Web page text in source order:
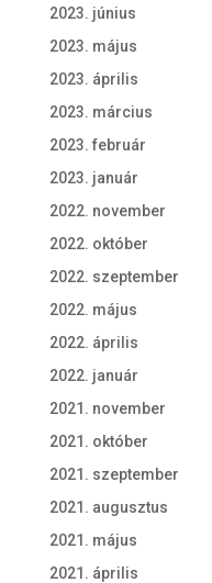
2023. június
2023. május
2023. április
2023. március
2023. február
2023. január
2022. november
2022. október
2022. szeptember
2022. május
2022. április
2022. január
2021. november
2021. október
2021. szeptember
2021. augusztus
2021. május
2021. április